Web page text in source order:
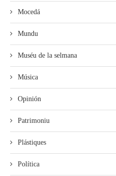
Mocedá
Mundu
Muséu de la selmana
Música
Opinión
Patrimoniu
Plástiques
Política